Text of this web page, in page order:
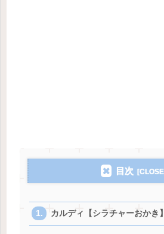
目次
カルディ【シラチャーおかき】